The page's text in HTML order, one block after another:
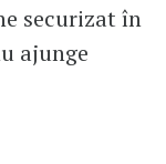
securizat în
ajunge